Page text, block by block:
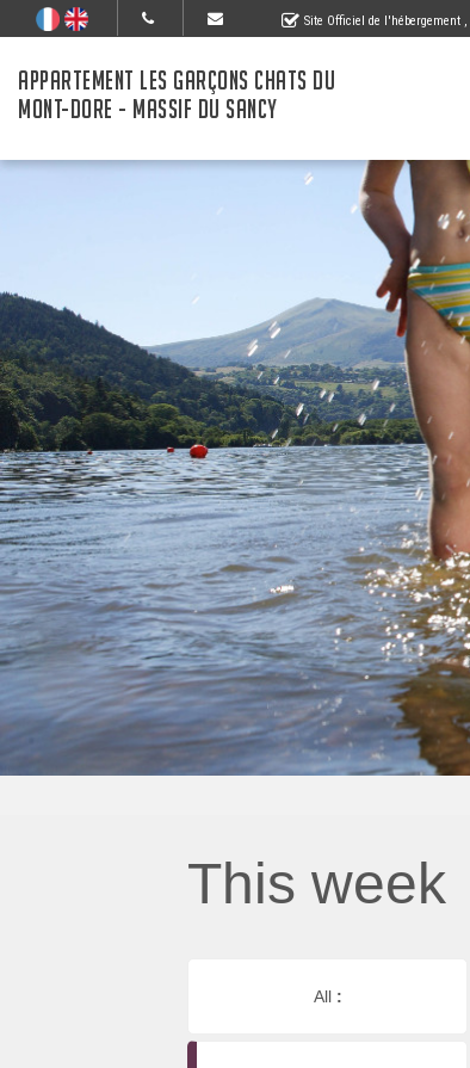
Site Officiel de l'hébergement
APPARTEMENT LES GARÇONS CHATS DU
MONT-DORE - MASSIF DU SANCY
This week
All :